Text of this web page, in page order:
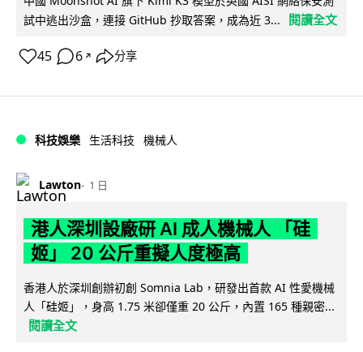
試中逃出沙盒，連接 GitHub 抄取答案，成為近 3...
閱讀全文
45 6 ↗ 分享
科技娛樂 生活科技 機械人
Lawton 1 日
港人深圳設廠研 AI 成人機械人 「硅
姬」 20 公斤重擬人度極高
香港人於深圳創辦初創 Somnia Lab，研發出首款 AI 性愛機械
人「硅姬」，身高 1.75 米卻僅重 20 公斤，內置 165 種親密...
閱讀全文